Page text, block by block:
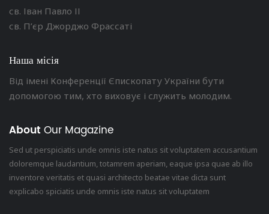
св. Іван Павло ІІ
св. П’єр Джорджо Фрассаті
Наша місія
Від імені Конференції Єпископату України бути
допомогою тим, хто виховує і служить молодим.
About Our Magazine
Sed ut perspiciatis unde omnis iste natus sit voluptatem accusantium
doloremque laudantium, totamrem aperiam, eaque ipsa quae ab illo
inventore veritatis et quasi architecto beatae vitae dicta sunt
explicabo spiciatis unde omnis iste natus sit voluptatem